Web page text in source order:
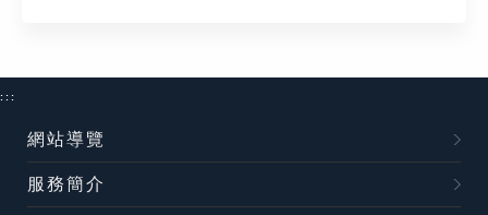
:::
網站導覽
服務簡介